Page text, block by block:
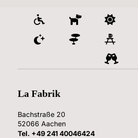
La Fabrik
Bachstraße 20
52066 Aachen
Tel. +49 241 40046424